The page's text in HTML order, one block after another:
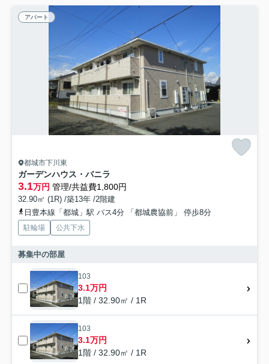
アパート
都城市下川東
ガーデンハウス・バニラ
3.1万円 管理/共益費1,800円
32.90㎡ (1R) /築13年 /2階建
日豊本線「都城」駅 バス4分 「都城農協前」 停歩8分
駐輪場 公共下水
募集中の部屋
103
3.1万円
1階 / 32.90㎡ / 1R
103
3.1万円
1階 / 32.90㎡ / 1R